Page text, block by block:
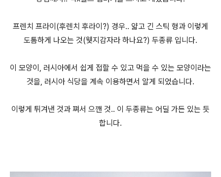
프렌치 프라이(후렌치 후라이?) 경우.. 얇고 긴 스틱 형과 이렇게
도톰하게 나오는 것(웻지감자라 하나요?) 두종류 입니다.
이 모양이, 러시아에서 쉽게 접할 수 있고 먹을 수 있는 모양이라는
것을, 러시아 식당을 계속 이용하면서 알게 되었습니다.
이렇게 튀겨낸 것과 쪄서 으깬 것.. 이 두종류는 어딜 가든 있는 듯
합니다.